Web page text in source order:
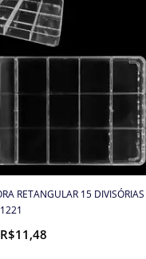
RETANGULAR 15 DIVISÓRIAS